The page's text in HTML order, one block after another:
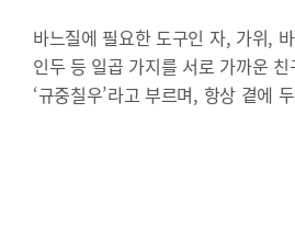
바느질에 필요한 도구인 자, 가위,
인두 등 일곱 가지를 서로 가까운 친
‘규중칠우’라고 부르며, 항상 곁에